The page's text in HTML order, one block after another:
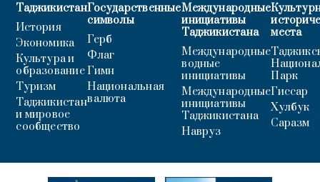
Таджикистан
История
Экономика
Культура и
образование
Туризм
Таджикистан
и мировое
сообщество
Государственные
символы
Герб
Флаг
Гимн
Национальная
валюта
Международные
инициативы
Таджикистана
Международные
водные
инициативы
Международные
инициативы
Таджикистана
Навруз
места
Парк
Гиссар
Хулбук
Саразм